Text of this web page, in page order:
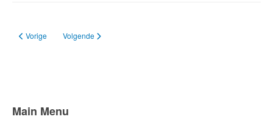
Vorig artikel: Let op, overstekende otters in Kampen!
Vorige Volgende artikel: Bijna-doodervaring voor otter in Wieden-
Volgende
Main Menu